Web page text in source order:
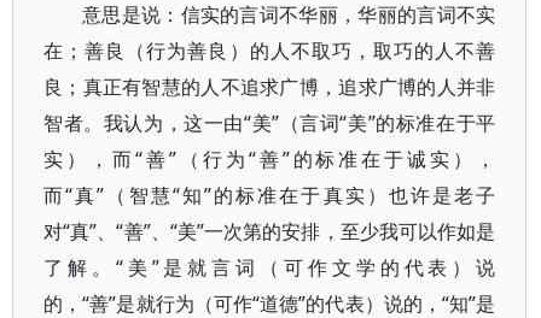
意思是说：信实的言词不华丽，华丽的言词不实
在；善良（行为善良）的人不取巧，取巧的人不善
良；真正有智慧的人不追求广博，追求广博的人并非
智者。我认为，这一由“美”（言词“美”的标准在于平
实），而“善”（行为“善”的标准在于诚实），
而“真”（智慧“知”的标准在于真实）也许是老子
对“真”、“善”、“美”一次第的安排，至少我可以作如是
了解。“美”是就言词（可作文学的代表）说
的，“善”是就行为（可作“道德”的代表）说的，“知”是